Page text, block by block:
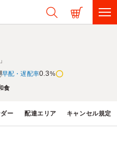
早配・遅配率0.3%
食
ー 配達エリア キャンセル規定